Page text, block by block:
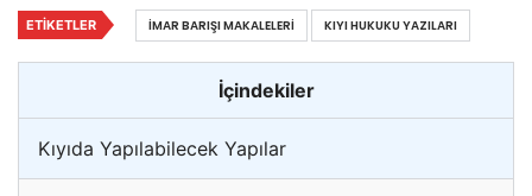
İçindekiler
Kıyıda Yapılabilecek Yapılar
ETIKETLER İMAR BARIŞI MAKALELERI KIYI HUKUKU YAZILARI